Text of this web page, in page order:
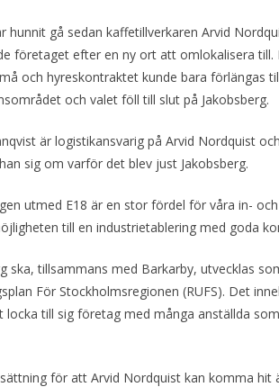
hunnit gå sedan kaffetillverkaren Arvid
företaget efter en ny ort att omlokalisera till.
och hyreskontraktet kunde bara förlängas
och valet föll till slut på Jakobsberg.
är logistikansvarig på Arvid Nordquist
sig om varför det blev just Jakobsberg.
utmed E18 är en stor fördel för våra in-
till en industrietablering med goda
ska, tillsammans med Barkarby, utvecklas
För Stockholmsregionen (RUFS). Det
locka till sig företag med många anställda
för att Arvid Nordquist kan komma